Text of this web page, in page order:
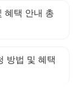
혜택 안내 총
방법 및 혜택